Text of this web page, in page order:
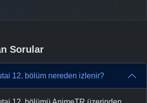
Sorular
12. bölüm nereden izlenir?